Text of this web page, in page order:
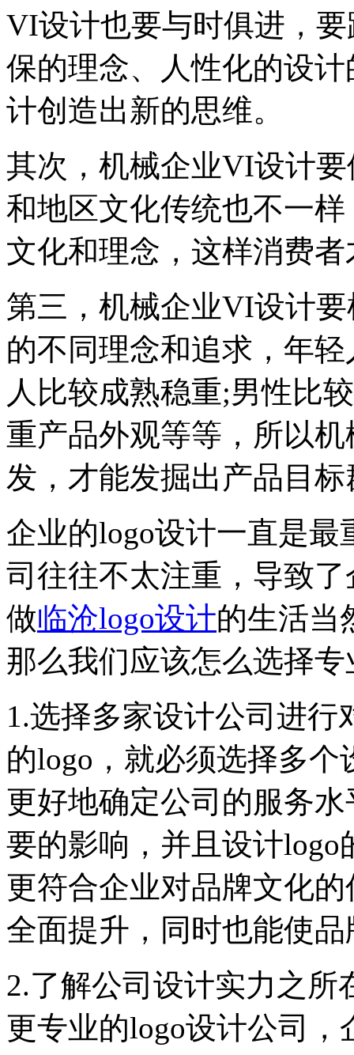
VI设计也要与时俱进，
保的理念、人性化的设
计创造出新的思维。
其次，机械企业VI设计
和地区文化传统也不一
文化和理念，这样消费
第三，机械企业VI设计
的不同理念和追求，年
人比较成熟稳重;男性比
重产品外观等等，所以
发，才能发掘出产品目
企业的logo设计一直是
司往往不太注重，导致
做临沧logo设计的生活当
那么我们应该怎么选择
1.选择多家设计公司进
的logo，就必须选择多
更好地确定公司的服务
要的影响，并且设计
更符合企业对品牌文化
全面提升，同时也能使
2.了解公司设计实力之
更专业的logo设计公司